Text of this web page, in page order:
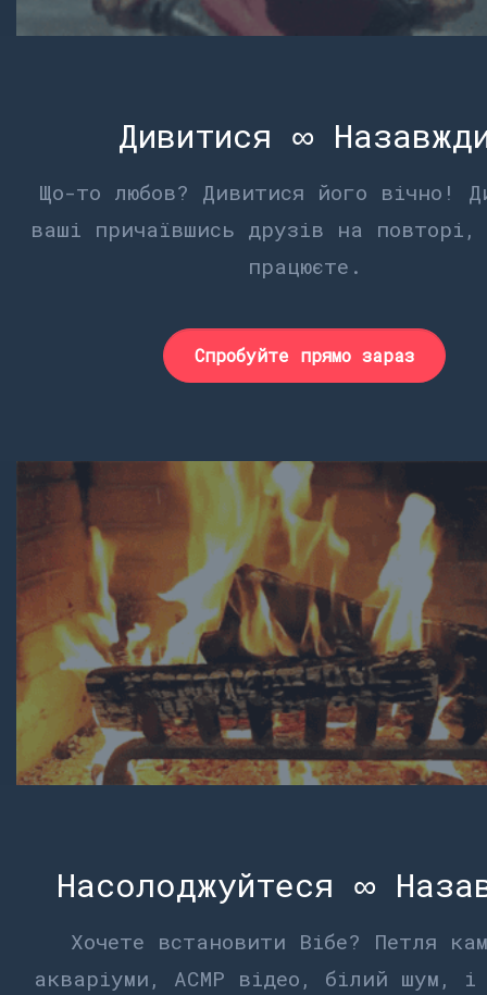
Дивитися ∞
Що-то любов? Дивитися його вічно!
ваші причаївшись друзів на
працюєте.
Спробуйте прямо зараз
Насолоджуйтеся ∞
Хочете встановити Вібе? Петля
акваріуми, АСМР відео, білий шум,